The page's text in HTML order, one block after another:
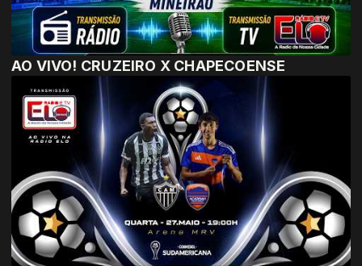
AO VIVO! CRUZEIRO X CHAPECOENSE